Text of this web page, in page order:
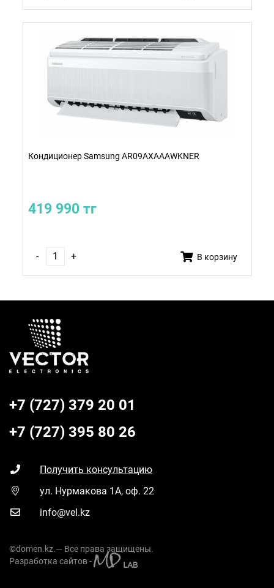
Кондиционер Samsung AR09AXAAAWKNER
419 990 тг
- + В корзину
+7 (727) 379 20 01
+7 (727) 395 80 26
Получить консультацию
ул. Нурмакова 1А, оф. 22
info@vel.kz
©domen.kz.— Все права защищены.
Разработка сайтов -